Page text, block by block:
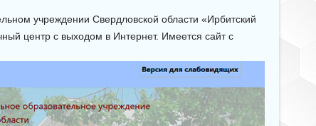
учреждении Свердловской области «Ирбитский
центр с выходом в Интернет. Имеется сайт с